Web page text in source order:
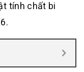
tính chất bi